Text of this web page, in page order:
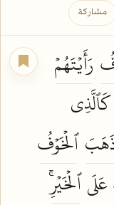
مشاركة
رَأَيۡتَهُمۡ
كَٱلَّذِي
ٱلۡخَوۡفُ
عَلَىٱلۡخَيۡرِۚ